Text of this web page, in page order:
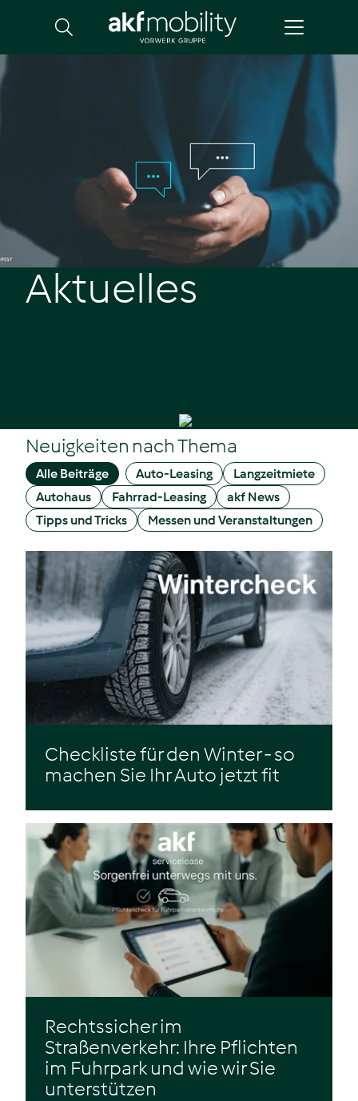
Aktuelles
Neuigkeiten nach Thema
Alle Beiträge Auto-Leasing
Langzeitmiete
Autohaus
Fahrrad-Leasing
akf News
Tipps und Tricks
Messen und Veranstaltungen
Checkliste für den Winter - so
machen Sie Ihr Auto jetzt fit
Rechtssicher im
Straßenverkehr: Ihre Pflichten
im Fuhrpark und wie wir Sie
unterstützen